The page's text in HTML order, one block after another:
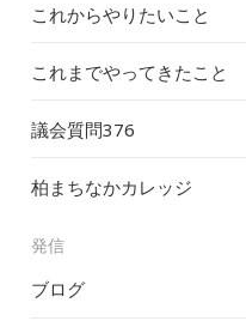
これからやりたいこと
これまでやってきたこと
議会質問376
柏まちなかカレッジ
発信
ブログ